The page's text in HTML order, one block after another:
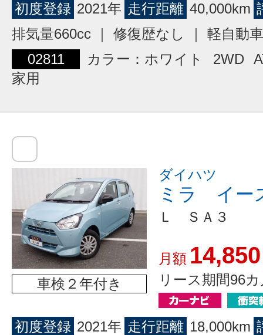
初度登録 2021年 走行距離 40,000km
排気量660cc ｜ 修復歴なし ｜ 軽自動車
02811
カラー：ホワイト 2WD
家用
車検２年付き
ダイハツ
ミラ イー
Ｌ ＳＡ３
月額 14,850
リース期間96
初度登録 2021年 走行距離 18,000km